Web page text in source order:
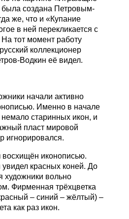
была создана Петровым-
же, что и «Купание
в ней перекликается с
тот момент работу
коллекционер
Водкин её видел.
начали активно
Именно в начале
старинных икон, и
пласт мировой
игнорировался.
иконописью.
красных коней. До
художники вольно
Фирменная трёхцветка
– синий – жёлтый) –
как раз икон.